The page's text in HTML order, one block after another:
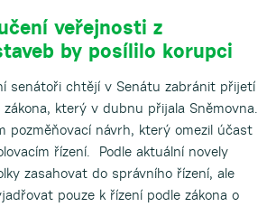
veřejnosti z
by posílilo korupci
senátoři chtějí v Senátu zabránit přijetí
který v dubnu přijala Sněmovna.
pozměňovací návrh, který omezil účast
řízení. Podle aktuální novely
zasahovat do správního řízení, ale
pouze k řízení podle zákona o